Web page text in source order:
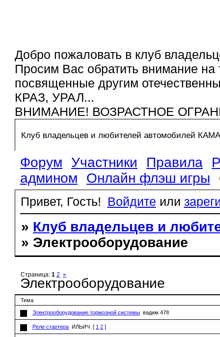
Добро пожаловать в клуб
Просим Вас обратить внимание
посвященные другим
КРАЗ, УРАЛ...
ВНИМАНИЕ! ВОЗРАСТНОЕ
Клуб владельцев и любителей автомобилей
Форум Участники Правила
админом
Онлайн флэш игры
Привет, Гость!
Войдите или
» Клуб владельцев и
» Электрооборудование
Электрооборудование
Страница:1 2 »
Тема
Электрооборудование тормозной системы вадим 478
Реле стартера ИЛЬИЧ [ 1 2 ]